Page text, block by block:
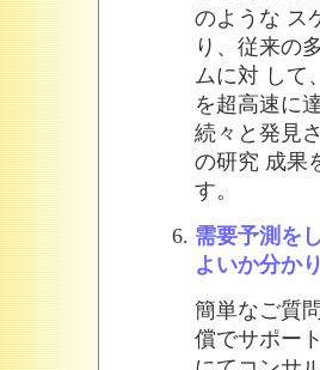
のような ス
り、従来の
ムに対 して
を超高速に
続々と発見
の研究 成果
す。
需要予測を
よいか分か
簡単なご質
償でサポー